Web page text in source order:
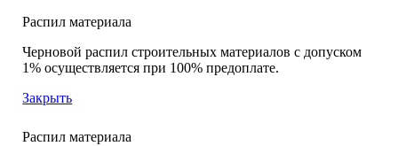
Распил материала
Черновой распил строительных материалов с допуском
1% осуществляется при 100% предоплате.
Закрыть
Распил материала